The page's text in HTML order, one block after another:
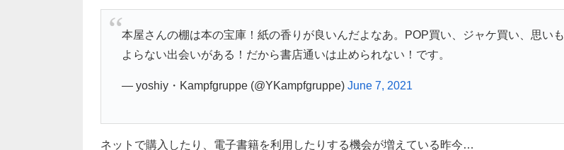
本屋さんの棚は本の宝庫！紙の香りが良いんだよなあ。POP買い、ジャケ買い、思いも
よらない出会いがある！だから書店通いは止められない！です。
— yoshiy・Kampfgruppe (@YKampfgruppe) June 7, 2021
ネットで購入したり、電子書籍を利用したりする機会が増えている昨今…